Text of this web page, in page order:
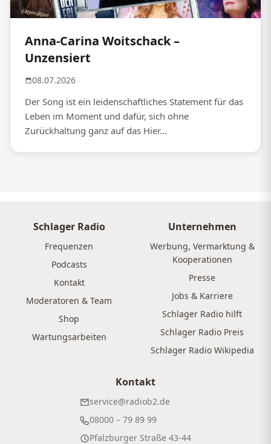
Anna-Carina Woitschack –
Unzensiert
08.07.2026
Der Song ist ein leidenschaftliches Statement für das
Leben im Moment und dafür, sich ohne
Zurückhaltung ganz auf das Hier...
Schlager Radio
Frequenzen
Podcasts
Kontakt
Moderatoren & Team
Shop
Wartungsarbeiten
Unternehmen
Werbung, Vermarktung &
Kooperationen
Presse
Jobs & Karriere
Schlager Radio hilft
Schlager Radio Preis
Schlager Radio Wikipedia
Kontakt
service@radiob2.de
08000 – 79 89 99
Pfalzburger Straße 43-44